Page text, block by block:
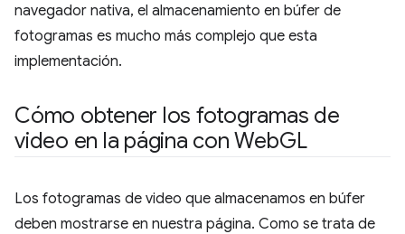
navegador nativa, el almacenamiento en búfer de
fotogramas es mucho más complejo que esta
implementación.
Cómo obtener los fotogramas de
video en la página con WebGL
Los fotogramas de video que almacenamos en búfer
deben mostrarse en nuestra página. Como se trata de